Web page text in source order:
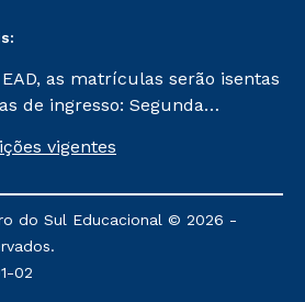
as matrículas serão isentas
de ingresso: Segunda
taxa de matrícula será de R$
aos cursos: Ensino
a Docência e Metodologia
Questões Atuais.
vigentes
do Sul Educacional © 2026 -
02